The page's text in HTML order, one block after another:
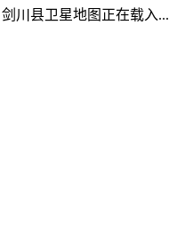
剑川县卫星地图正在载入...